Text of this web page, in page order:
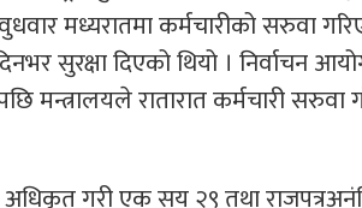
मध्यरातमा कर्मचारीको सरुवा
सुरक्षा दिएको थियो । निर्वाचन
मन्त्रालयले रातारात कर्मचारी सरुवा
अधिकृत गरी एक सय २९ तथा